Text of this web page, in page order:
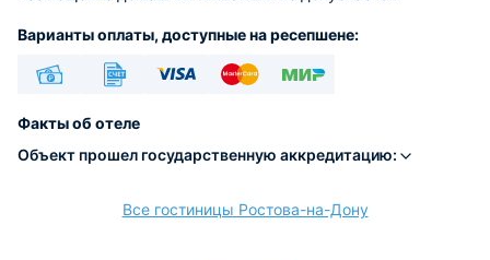
Варианты оплаты, доступные на ресепшене:
расчёт
Факты об отеле
Объект прошел государственную аккредитацию:
Все гостиницы Ростова-на-Дону